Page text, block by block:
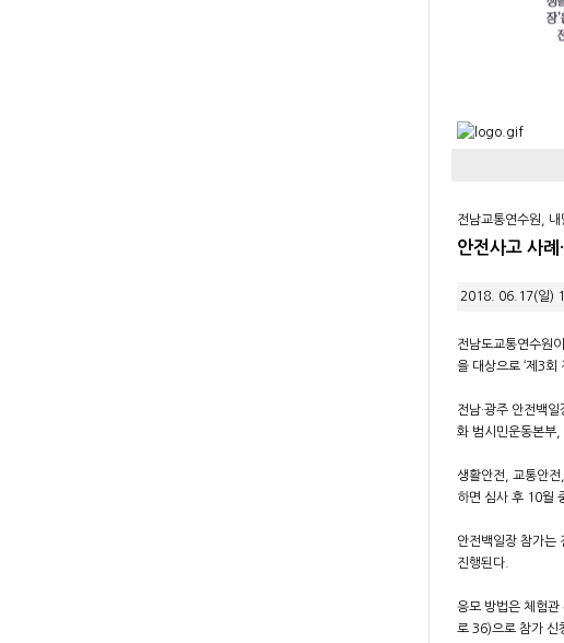
전남교통연수원,
안전사고 사례
2018. 06.17(일)
전남도교통연수원
을 대상으로 ‘제3회
전남·광주 안전백
화 범시민운동본부,
생활안전, 교통안
하면 심사 후 10월
안전백일장 참가는
진행된다.
응모 방법은 체험관
로 36)으로 참가 신